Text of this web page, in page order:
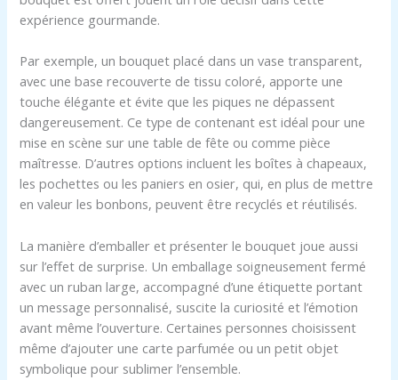
expérience gourmande.
Par exemple, un bouquet placé dans un vase transparent,
avec une base recouverte de tissu coloré, apporte une
touche élégante et évite que les piques ne dépassent
dangereusement. Ce type de contenant est idéal pour une
mise en scène sur une table de fête ou comme pièce
maîtresse. D’autres options incluent les boîtes à chapeaux,
les pochettes ou les paniers en osier, qui, en plus de mettre
en valeur les bonbons, peuvent être recyclés et réutilisés.
La manière d’emballer et présenter le bouquet joue aussi
sur l’effet de surprise. Un emballage soigneusement fermé
avec un ruban large, accompagné d’une étiquette portant
un message personnalisé, suscite la curiosité et l’émotion
avant même l’ouverture. Certaines personnes choisissent
même d’ajouter une carte parfumée ou un petit objet
symbolique pour sublimer l’ensemble.